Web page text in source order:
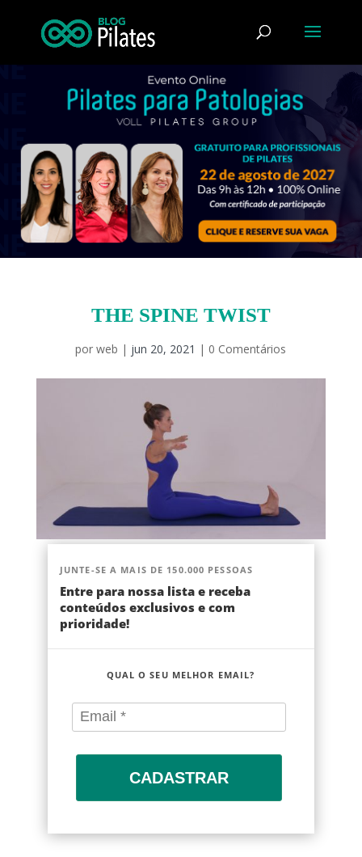
THE SPINE TWIST
porweb | jun 20, 2021 | 0 Comentários
JUNTE-SE A MAIS DE 150.000 PESSOAS
Entre para nossa lista e receba
conteúdos exclusivos e com
prioridade!
QUAL O SEU MELHOR EMAIL?
CADASTRAR